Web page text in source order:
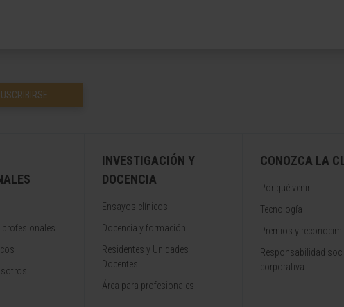
INVESTIGACIÓN Y
DOCENCIA
Ensayos clínicos
Docencia y formación
Residentes y Unidades
Docentes
Área para profesionales
CONOZCA LA
Por qué venir
Tecnología
Premios y
Responsabilidad
corporativa